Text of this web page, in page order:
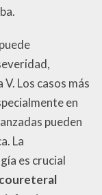
Los casos más
en
pueden
La
es crucial